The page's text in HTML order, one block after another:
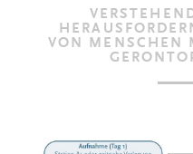
VON MENSCHEN